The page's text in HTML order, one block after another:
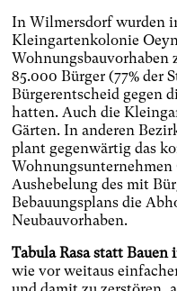
In Wilmersdorf wurden
Kleingartenkolonie
Wohnungsbauvorhaben
85.000 Bürger (77% der
Bürgerentscheid gegen
hatten. Auch die
Gärten. In anderen
plant gegenwärtig das
Wohnungsunternehmen
Aushebelung des mit
Bebauungsplans die
Neubauvorhaben.
Tabula Rasa statt Bauen
wie vor weitaus